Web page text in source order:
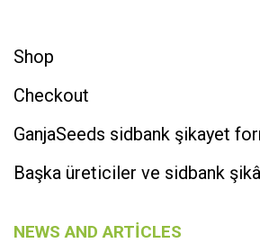
Shop
Checkout
GanjaSeeds sidbank şikayet
Başka üreticiler ve sidbank
NEWS AND ARTICLES